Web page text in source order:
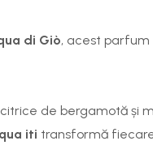
di Giò, acest
de bergamotă și
iti transformă